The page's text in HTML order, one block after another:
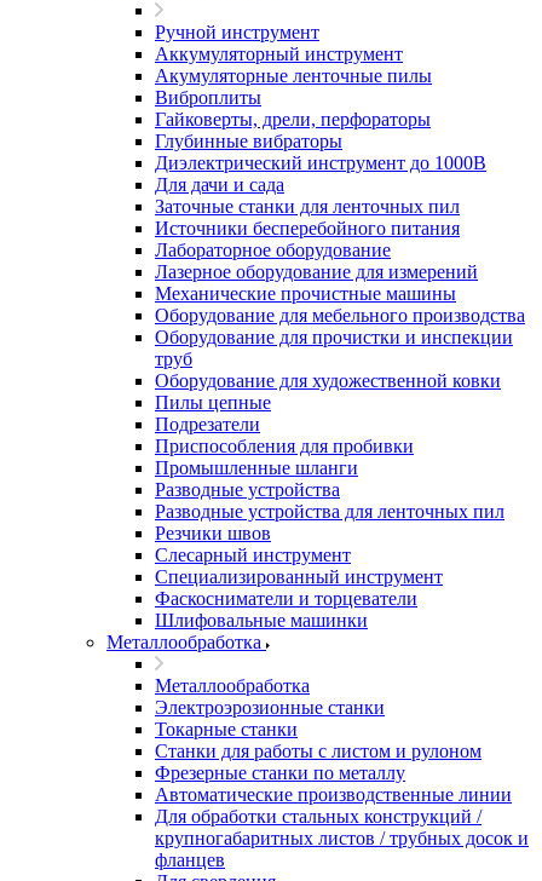
Ручной инструмент
Аккумуляторный инструмент
Акумуляторные ленточные пилы
Виброплиты
Гайковерты, дрели, перфораторы
Глубинные вибраторы
Диэлектрический инструмент до 1000В
Для дачи и сада
Заточные станки для ленточных пил
Источники бесперебойного питания
Лабораторное оборудование
Лазерное оборудование для измерений
Механические прочистные машины
Оборудование для мебельного производства
Оборудование для прочистки и инспекции
труб
Оборудование для художественной ковки
Пилы цепные
Подрезатели
Приспособления для пробивки
Промышленные шланги
Разводные устройства
Разводные устройства для ленточных пил
Резчики швов
Слесарный инструмент
Специализированный инструмент
Фаскосниматели и торцеватели
Шлифовальные машинки
Металлообработка
Металлообработка
Электроэрозионные станки
Токарные станки
Станки для работы с листом и рулоном
Фрезерные станки по металлу
Автоматические производственные линии
Для обработки стальных конструкций /
крупногабаритных листов / трубных досок и
фланцев